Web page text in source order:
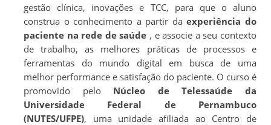
gestão clínica, inovações e TCC, para que o aluno
construa o conhecimento a partir daexperiência do
paciente na rede de saúde , e associe a seu contexto
de trabalho, as melhores práticas de processos e
ferramentas do mundo digital em busca de uma
melhor performance e satisfação do paciente. O curso é
promovido pelo Núcleo de Telessaúde da
Universidade Federal de Pernambuco
(NUTES/UFPE), uma unidade afiliada ao Centro de